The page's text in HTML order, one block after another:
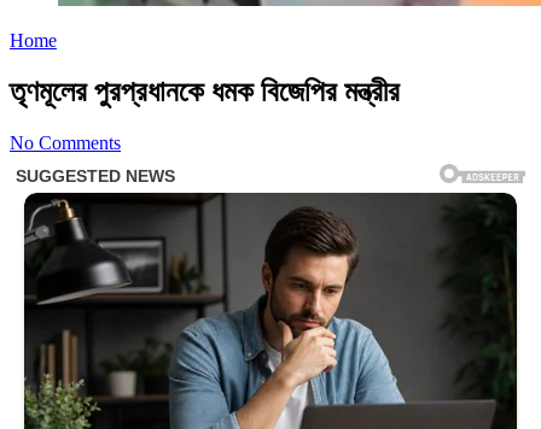
Home
তৃণমূলের পুরপ্রধানকে ধমক বিজেপির মন্ত্রীর
No Comments